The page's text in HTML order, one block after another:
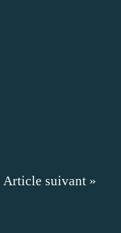
Article suivant »